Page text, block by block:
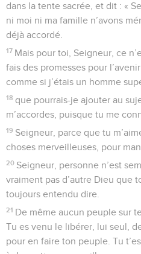
dans la tente sacrée, et dit : «
ni moi ni ma famille n’avons
déjà accordé.
17 Mais pour toi, Seigneur, ce
fais des promesses pour
comme si j’étais un homme
18 que pourrais-je ajouter au
m’accordes, puisque tu me
19 Seigneur, parce que tu
choses merveilleuses, pour
20 Seigneur, personne n’est
vraiment pas d’autre Dieu que
toujours entendu dire.
21 De même aucun peuple sur
Tu es venu le libérer, lui seul,
pour en faire ton peuple. Tu